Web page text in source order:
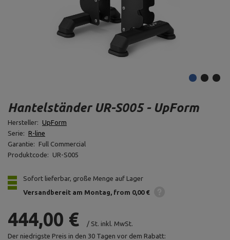
Hantelständer UR-S005 - UpForm
Hersteller: UpForm
Serie: R-line
Garantie:
Full Commercial
Produktcode:
UR-S005
Sofort lieferbar, große Menge auf Lager
Versandbereit am Montag from 0,00 €
444,00 € / St. inkl. MwSt.
Der niedrigste Preis in den 30 Tagen vor dem Rabatt: